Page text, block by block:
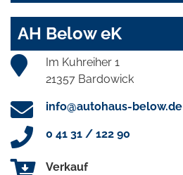
AH Below eK
Im Kuhreiher 1
21357 Bardowick
info@autohaus-below.de
0 41 31 / 122 90
Verkauf